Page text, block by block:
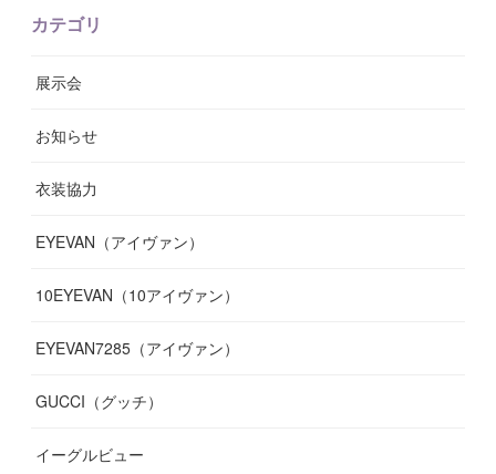
9
(14
(8
(9
(14
(19
(12)
(10)
(12
(10
(17)
(11)
(10)
(9
(7
(7
(10)
(11)
12)
(3
( 7
(13)
(11)
(13)
7)
(12)
(
( 5
(8)
(12)
11)
(13)
(10 )
(10)
13)
(16)
カテゴリ
展示会
お知らせ
衣装協力
EYEVAN（アイヴァン）
10EYEVAN（10アイヴァン）
EYEVAN7285（アイヴァン）
GUCCI（グッチ）
イーグルビュー